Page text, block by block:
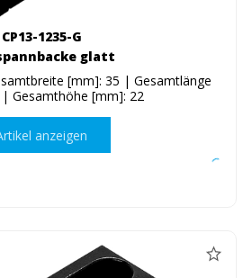
CP13-1235-G
glatt
[mm]: 35 | Gesamtlänge
Gesamthöhe [mm]: 22
anzeigen